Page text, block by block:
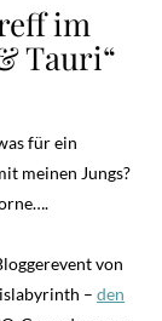
im
Tauri“
für ein
meinen Jungs?
von
– den